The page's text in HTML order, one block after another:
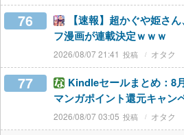
76
【速報】超かぐや姫さ
フ漫画が連載決定ｗｗｗ
2026/08/07 21:41 オタク
77
Kindleセールまとめ：8
マンガポイント還元キャン
2026/08/07 03:05 オタク